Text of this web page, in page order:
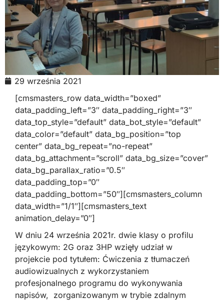
29 września 2021
[cmsmasters_row data_width=”boxed”
data_padding_left=”3″ data_padding_right=”3″
data_top_style=”default” data_bot_style=”default”
data_color=”default” data_bg_position=”top
center” data_bg_repeat=”no-repeat”
data_bg_attachment=”scroll” data_bg_size=”cover”
data_bg_parallax_ratio=”0.5″
data_padding_top=”0″
data_padding_bottom=”50″][cmsmasters_column
data_width=”1/1″][cmsmasters_text
animation_delay=”0″]
W dniu 24 września 2021r. dwie klasy o profilu
językowym: 2G oraz 3HP wzięły udział w
projekcie pod tytułem: Ćwiczenia z tłumaczeń
audiowizualnych z wykorzystaniem
profesjonalnego programu do wykonywania
napisów, zorganizowanym w trybie zdalnym